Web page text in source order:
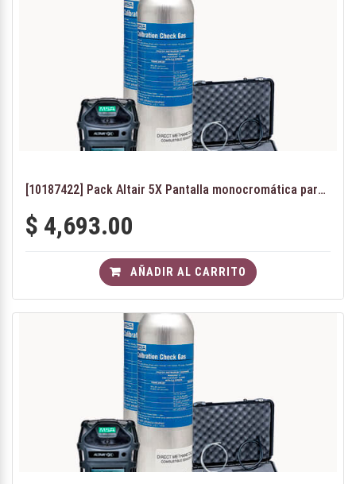
[10187422] Pack Altair 5X Pantalla monocromática para industria de alimentos(NH3)
$ 4,693.00
AÑADIR AL CARRITO